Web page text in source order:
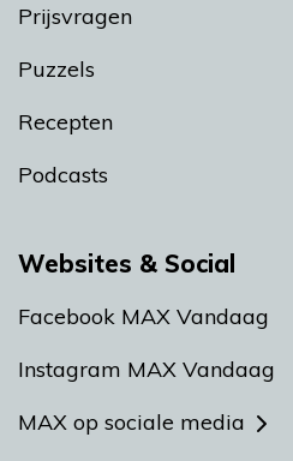
Prijsvragen
Puzzels
Recepten
Podcasts
Websites & Social
Facebook MAX Vandaag
Instagram MAX Vandaag
MAX op sociale media